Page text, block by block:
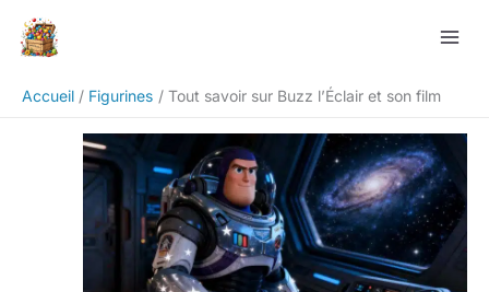
Accueil
Figurines Tout savoir sur Buzz l’Éclair et son film
Rechercher